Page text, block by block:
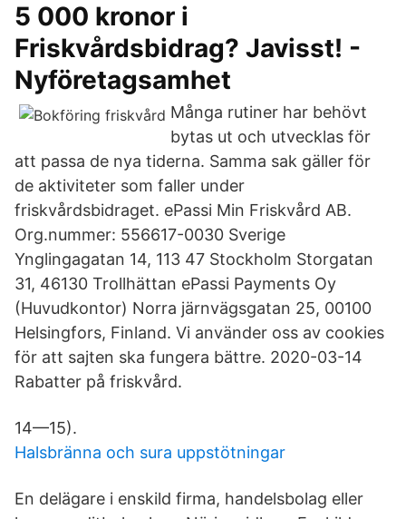
5 000 kronor i
Friskvårdsbidrag? Javisst! -
Nyföretagsamhet
Många rutiner har behövt
bytas ut och utvecklas för
att passa de nya tiderna. Samma sak gäller för
de aktiviteter som faller under
friskvårdsbidraget. ePassi Min Friskvård AB.
Org.nummer: 556617-0030 Sverige
Ynglingagatan 14, 113 47 Stockholm Storgatan
31, 46130 Trollhättan ePassi Payments Oy
(Huvudkontor) Norra järnvägsgatan 25, 00100
Helsingfors, Finland. Vi använder oss av cookies
för att sajten ska fungera bättre. 2020-03-14
Rabatter på friskvård.
14—15).
Halsbränna och sura uppstötningar
En delägare i enskild firma, handelsbolag eller